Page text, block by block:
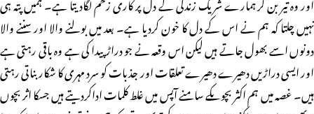
نہیں چلتا کہ ہم نے اس کے دل کا خون کردیا ہے۔ بعد میں بولنے والا اور سننے والا
دونوں اسے بھول جاتے ہیں لیکن اس وقعہ نے جو دراڑ پیدا کی ہے وہ باقی رہتی ہے
اور ایسی دراڑیں دھیرے دھیرے تعلقات اور جذبات کو سرد مہری کا شکار بناتی رہتی
ہیں۔ غصہ میں ہم اکثر بچوںکے سامنے آپس میں غلط کلمات اداکردیتے ہیں جسکا اثر بچوں